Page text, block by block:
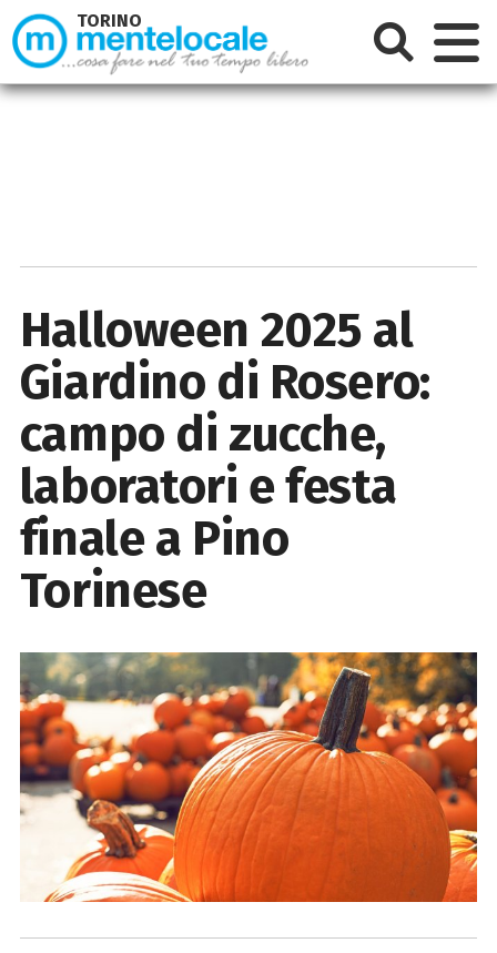
Halloween 2025 al
Giardino di Rosero:
campo di zucche,
laboratori e festa
finale a Pino
Torinese
TORINO